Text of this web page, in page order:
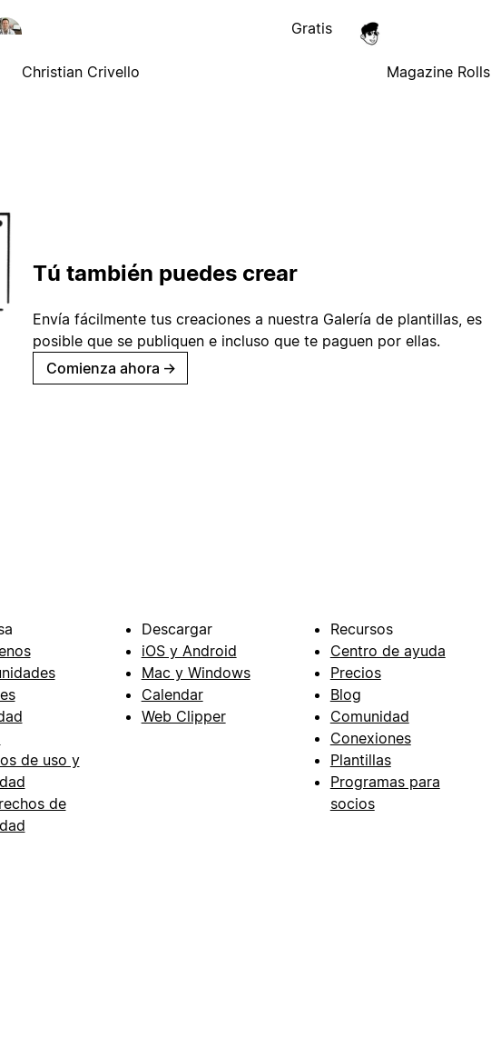
Christian Crivello
Gratis
Magazine Rolls
Tú también puedes crear
Envía fácilmente tus creaciones a nuestra Galería de plantillas, es
posible que se publiquen e incluso que te paguen por ellas.
Comienza ahora →
de uso y
de
Descargar
iOS y Android
Mac y Windows
Calendar
Web Clipper
Recursos
Centro de ayuda
Precios
Blog
Comunidad
Conexiones
Plantillas
Programas para
socios